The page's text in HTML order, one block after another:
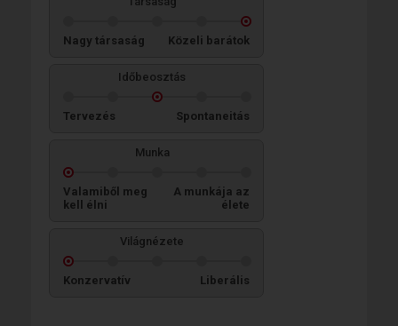
Nagy társaság Közeli barátok
Időbeosztás
Tervezés Spontaneitás
Munka
Valamiből meg
kell élni
A munkája az
élete
Világnézete
Konzervatív Liberális